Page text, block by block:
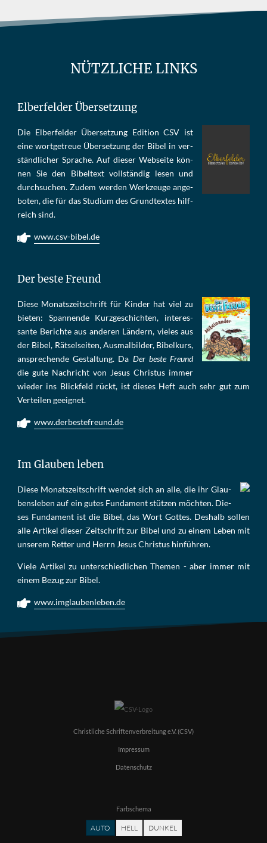
NÜTZLICHE LINKS
Elberfelder Übersetzung
Die Elber­fel­der Über­set­zung Edi­tion CSV ist
eine wort­ge­treue Über­set­zung der Bi­bel in ver­
ständ­li­cher Spra­che. Auf die­ser Web­sei­te kön­
nen Sie den Bi­bel­text voll­stän­dig le­sen und
durch­su­chen. Zu­dem wer­den Werk­zeu­ge an­ge­
bo­ten, die für das Stu­di­um des Grund­tex­tes hilf­
reich sind.
www.csv-bibel.de
Der beste Freund
Die­se Mo­nats­zeit­schrift für Kin­der hat viel zu
bie­ten: Span­nen­de Kurz­ge­schich­ten, in­te­res­
san­te Be­rich­te aus an­de­ren Län­dern, vie­les aus
der Bi­bel, Rät­sel­sei­ten, Aus­mal­bil­der, Bi­bel­kurs,
an­sprech­ende Ge­stal­tung. Da Der beste Freund
die gu­te Nach­richt von Je­sus Chris­tus im­mer
wie­der ins Blick­feld rückt, ist die­ses Heft auch sehr gut zum
Ver­tei­len ge­eig­net.
www.derbestefreund.de
Im Glauben leben
Die­se Mo­nats­zeit­schrift wen­det sich an alle, die ihr Glau­
bens­le­ben auf ein gu­tes Fun­da­ment stüt­zen möch­ten. Die­
ses Fun­da­ment ist die Bi­bel, das Wort Got­tes. Des­halb sol­len
al­le Ar­ti­kel die­ser Zeit­schrift zur Bi­bel und zu ei­nem Le­ben mit
un­se­rem Ret­ter und Herrn Je­sus Chris­tus hin­füh­ren.
Viele Artikel zu unterschiedlichen Themen - aber immer mit
einem Bezug zur Bibel.
www.imglaubenleben.de
Christliche Schriftenverbreitung e.V. (CSV)
Impressum
Datenschutz
Farbschema
AUTO HELL DUNKEL